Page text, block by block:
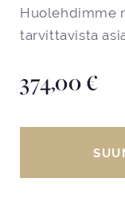
Huolehdimme
tarvittavista
374,00€